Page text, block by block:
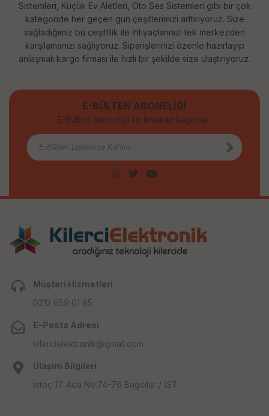
Sistemleri, Küçük Ev Aletleri, Oto Ses Sistemleri gibi bir çok
kategoride her geçen gün çeşitlerimizi arttırıyoruz. Size
sağladığımız bu çeşitlilik ile ihtiyaçlarınızı tek merkezden
karşılamanızı sağlıyoruz. Siparişlerinizi özenle hazırlayıp
anlaşmalı kargo firması ile hızlı bir şekilde size ulaştırıyoruz.
E-BÜLTEN ABONELİĞİ
E-Bülten aboneliği ile fırsatları kaçırma...
Müşteri Hizmetleri
0212 659 01 95
E-Posta Adresi
kilercielektronik@gmail.com
Ulaşım Bilgileri
İstoç 17. Ada No:74-76 Bağcılar / İST